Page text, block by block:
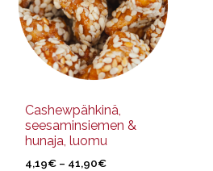
Cashewpähkinä,
seesaminsiemen &
hunaja, luomu
4,19€ – 41,90€Hintaluokka:
muunnelma.
Voit
tehdä
valinnat
sivulla.